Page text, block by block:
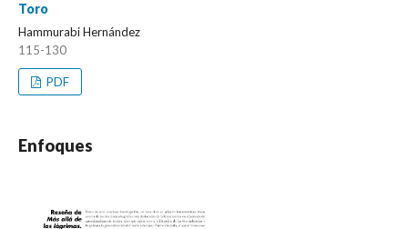
Toro
Hammurabi Hernández
115-130
PDF
Enfoques